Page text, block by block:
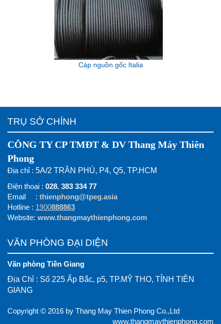
Cáp nguồn gốc Italia
TRỤ SỞ CHÍNH
CÔNG TY CP TMĐT & DV Thang Máy Thiên
Phong
Địa chỉ : 5A/2 TRẦN PHÚ, P4, Q5, TP.HCM
Điện thoại : 028. 383 334 77
Email : thienphong@tpeg.asia
Hotline : 1900888863
Website: www.thangmaythienphong.com
VĂN PHÒNG ĐẠI DIỆN
Văn phòng Tiền Giang
Địa Chỉ : Số 225 Ấp Bắc, p5, TP.MỸ THO, TỈNH TIỀN
GIANG
Copyright © 2016 by Thang May Thien Phong Co.,Ltd
www.thangmaythienphong.com